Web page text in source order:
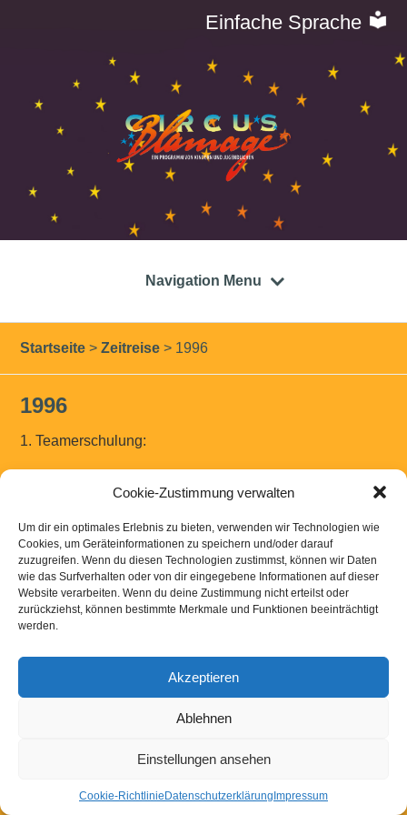
Cookie-Zustimmung verwalten
Um dir ein optimales Erlebnis zu bieten, verwenden wir Technologien wie
Cookies, um Geräteinformationen zu speichern und/oder darauf
zuzugreifen. Wenn du diesen Technologien zustimmst, können wir Daten
wie das Surfverhalten oder von dir eingegebene Informationen auf dieser
Website verarbeiten. Wenn du deine Zustimmung nicht erteilst oder
zurückziehst, können bestimmte Merkmale und Funktionen beeinträchtigt
werden.
Akzeptieren
Ablehnen
Einstellungen ansehen
Cookie-Richtlinie Datenschutzerklärung Impressum
Einfache Sprache
Navigation Menu
Startseite > Zeitreise > 1996
1996
1. Teamerschulung:
Kontakt|Links|Downloads|ImpressumDatenschutzerklaerung